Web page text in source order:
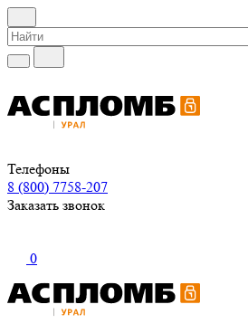
Телефоны
8 (800) 7758-207
Заказать звонок
0